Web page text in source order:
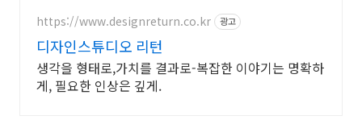
https://www.designreturn.co.kr 광고
디자인스튜디오 리턴
생각을 형태로,가치를 결과로-복잡한 이야기는 명확하
게, 필요한 인상은 깊게.